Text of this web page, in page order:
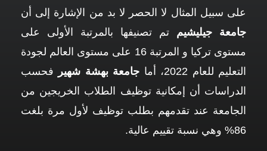
على سبيل المثال لا الحصر لا بد من الإشارة إلى أن
جامعة جيليشيم
تم تصنيفها بالمرتبة الأولى على
مستوى تركيا و المرتبة 16 على مستوى العالم لجودة
التعليم للعام 2022، أما
جامعة بهشة شهير
فحسب
الدراسات أن إمكانية توظيف الطلاب الخريجين من
الجامعة عند تقدمهم بطلب توظيف لأول مرة بلغت
86% وهي نسبة تقييم عالية.